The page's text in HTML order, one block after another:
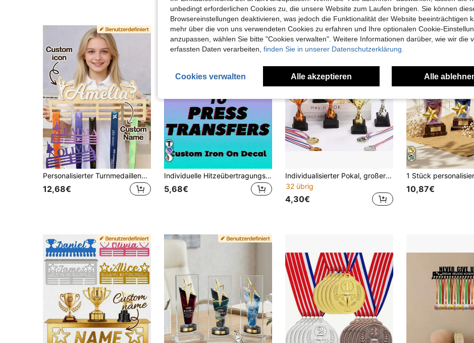
Personalisierter Turnmedaillenhalter mit Namen, Medaillen-Ausstellungsständer für Turnsportler, Wanddekoration für Turnraum, Ausstellungsständer für Auszeichnungen, Hängender Ständer für Sportmedaillen, Wandkunst
12,68€
Individuelle Hitzeübertragungsaufkleber für Kleidung, DTF-Transferfolie, personalisierter Bügelaufkleber, individueller Vinylaufkleber, DIY T-Shirt Muster, Fototransfer, Kleidung Dekoration, kreatives Geschenk für Freunde, individuelles Bekleidungsdesign, Textiletikett, DIY Bastelbedarf
5,68€
Individualisierter Pokal, großer Metallpokal in Gold, Preis für Sportmeisterschaften
32 übrig
4,30€
10,87€
unbedingt erforderlichen Cookies zu, die unsere Website zum Laufen bringen. Sie können
Browsereinstellungen deaktivieren, was jedoch die Funktionalität der Website beeinträchtigen
mehr über die von uns verwendeten Cookies zu erfahren und Ihre optionalen Cookie-
anzupassen, wählen Sie bitte "Cookies verwalten". Weitere Informationen darüber, wie wir die
erfassten Daten verarbeiten, finden Sie in unserer Datenschutzerklärung.
Cookies verwalten Alle akzeptieren Alle